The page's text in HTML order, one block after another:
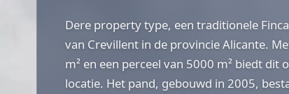
Dere property type, een traditionele
van Crevillent in de provincie Alicante.
m² en een perceel van 5000 m² biedt dit
locatie. Het pand, gebouwd in 2005,